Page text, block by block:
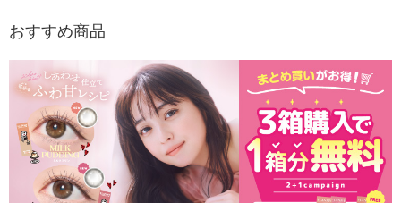
おすすめ商品